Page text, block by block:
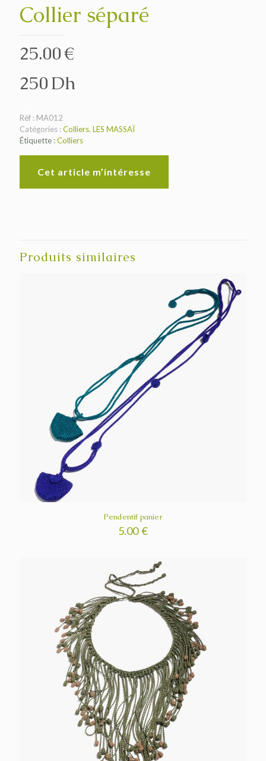
Collier séparé
25.00€
250
MA012
Catégories :Colliers, LES MASSAÏ
Étiquette :Colliers
Cet article m’intéresse
Produits similaires
Pendentif panier
5.00 €